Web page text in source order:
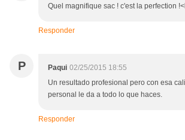
Quel magnifique sac ! c'est la perfection
Responder
P Paqui 02/25/2015 18:55
Un resultado profesional pero con esa
personal le da a todo lo que haces.
Responder